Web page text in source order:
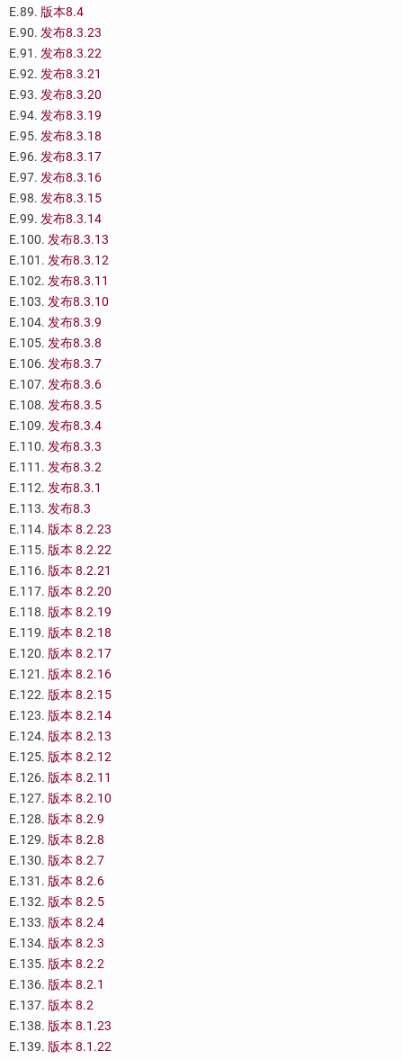
E.89. 版本8.4
E.90. 发布8.3.23
E.91. 发布8.3.22
E.92. 发布8.3.21
E.93. 发布8.3.20
E.94. 发布8.3.19
E.95. 发布8.3.18
E.96. 发布8.3.17
E.97. 发布8.3.16
E.98. 发布8.3.15
E.99. 发布8.3.14
E.100. 发布8.3.13
E.101. 发布8.3.12
E.102. 发布8.3.11
E.103. 发布8.3.10
E.104. 发布8.3.9
E.105. 发布8.3.8
E.106. 发布8.3.7
E.107. 发布8.3.6
E.108. 发布8.3.5
E.109. 发布8.3.4
E.110. 发布8.3.3
E.111. 发布8.3.2
E.112. 发布8.3.1
E.113. 发布8.3
E.114. 版本 8.2.23
E.115. 版本 8.2.22
E.116. 版本 8.2.21
E.117. 版本 8.2.20
E.118. 版本 8.2.19
E.119. 版本 8.2.18
E.120. 版本 8.2.17
E.121. 版本 8.2.16
E.122. 版本 8.2.15
E.123. 版本 8.2.14
E.124. 版本 8.2.13
E.125. 版本 8.2.12
E.126. 版本 8.2.11
E.127. 版本 8.2.10
E.128. 版本 8.2.9
E.129. 版本 8.2.8
E.130. 版本 8.2.7
E.131. 版本 8.2.6
E.132. 版本 8.2.5
E.133. 版本 8.2.4
E.134. 版本 8.2.3
E.135. 版本 8.2.2
E.136. 版本 8.2.1
E.137. 版本 8.2
E.138. 版本 8.1.23
E.139. 版本 8.1.22